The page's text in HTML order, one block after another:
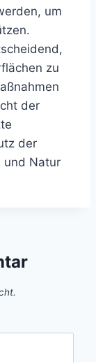
um
zu
der
der
und Natur